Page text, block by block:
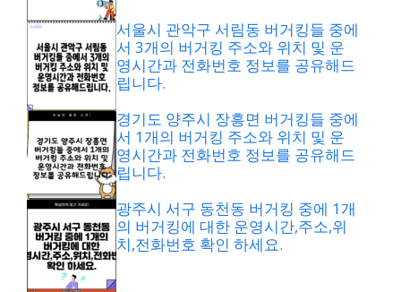
서울시 관악구 서림동 버거킹들 중에
서 3개의 버거킹 주소와 위치 및 운
영시간과 전화번호 정보를 공유해드
립니다.
경기도 양주시 장흥면 버거킹들 중에
서 1개의 버거킹 주소와 위치 및 운
영시간과 전화번호 정보를 공유해드
립니다.
광주시 서구 동천동 버거킹 중에 1개
의 버거킹에 대한 운영시간,주소,위
치,전화번호 확인 하세요.